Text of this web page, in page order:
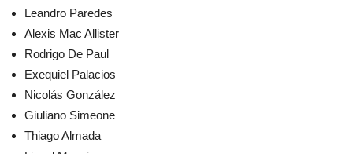
Leandro Paredes
Alexis Mac Allister
Rodrigo De Paul
Exequiel Palacios
Nicolás González
Giuliano Simeone
Thiago Almada